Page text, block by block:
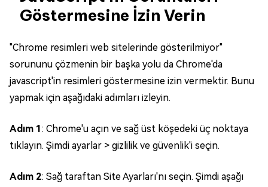
Göstermesine İzin Verin
"Chrome resimleri web sitelerinde gösterilmiyor"
sorununu çözmenin bir başka yolu da Chrome'da
javascript'in resimleri göstermesine izin vermektir. Bunu
yapmak için aşağıdaki adımları izleyin.
Adım 1 : Chrome'u açın ve sağ üst köşedeki üç noktaya
tıklayın. Şimdi ayarlar > gizlilik ve güvenlik'i seçin.
Adım 2: Sağ taraftan Site Ayarları'nı seçin. Şimdi aşağı